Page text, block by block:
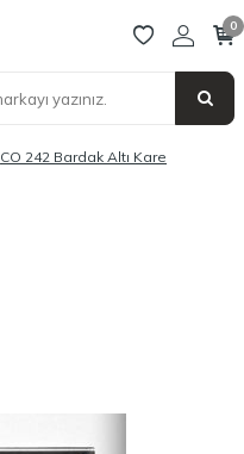
0
CO 242 Bardak Altı Kare